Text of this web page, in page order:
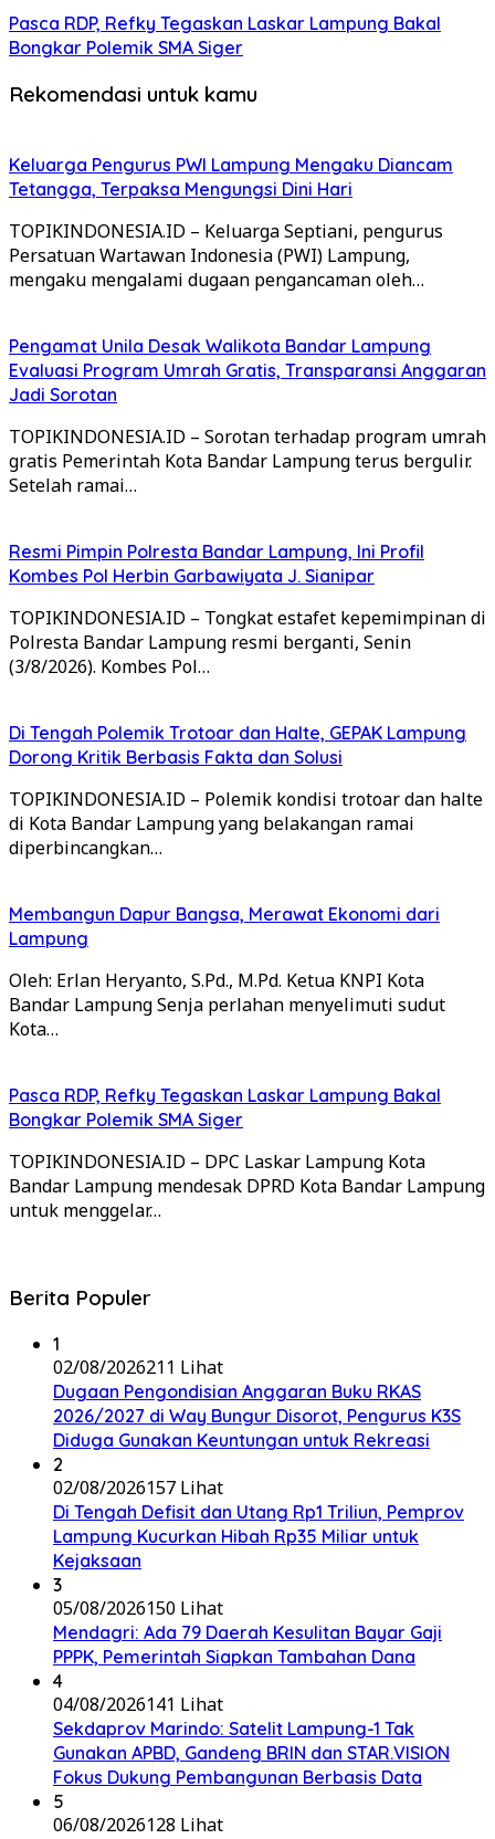
Pasca RDP, Refky Tegaskan Laskar Lampung Bakal
Bongkar Polemik SMA Siger
Rekomendasi untuk kamu
Keluarga Pengurus PWI Lampung Mengaku Diancam
Tetangga, Terpaksa Mengungsi Dini Hari
TOPIKINDONESIA.ID – Keluarga Septiani, pengurus
Persatuan Wartawan Indonesia (PWI) Lampung,
mengaku mengalami dugaan pengancaman oleh…
Pengamat Unila Desak Walikota Bandar Lampung
Evaluasi Program Umrah Gratis, Transparansi Anggaran
Jadi Sorotan
TOPIKINDONESIA.ID – Sorotan terhadap program umrah
gratis Pemerintah Kota Bandar Lampung terus bergulir.
Setelah ramai…
Resmi Pimpin Polresta Bandar Lampung, Ini Profil
Kombes Pol Herbin Garbawiyata J. Sianipar
TOPIKINDONESIA.ID – Tongkat estafet kepemimpinan di
Polresta Bandar Lampung resmi berganti, Senin
(3/8/2026). Kombes Pol…
Di Tengah Polemik Trotoar dan Halte, GEPAK Lampung
Dorong Kritik Berbasis Fakta dan Solusi
TOPIKINDONESIA.ID – Polemik kondisi trotoar dan halte
di Kota Bandar Lampung yang belakangan ramai
diperbincangkan…
Membangun Dapur Bangsa, Merawat Ekonomi dari
Lampung
Oleh: Erlan Heryanto, S.Pd., M.Pd. Ketua KNPI Kota
Bandar Lampung Senja perlahan menyelimuti sudut
Kota…
Pasca RDP, Refky Tegaskan Laskar Lampung Bakal
Bongkar Polemik SMA Siger
TOPIKINDONESIA.ID – DPC Laskar Lampung Kota
Bandar Lampung mendesak DPRD Kota Bandar Lampung
untuk menggelar…
Berita Populer
1
02/08/2026211 Lihat
Dugaan Pengondisian Anggaran Buku RKAS
2026/2027 di Way Bungur Disorot, Pengurus K3S
Diduga Gunakan Keuntungan untuk Rekreasi
2
02/08/2026157 Lihat
Di Tengah Defisit dan Utang Rp1 Triliun, Pemprov
Lampung Kucurkan Hibah Rp35 Miliar untuk
Kejaksaan
3
05/08/2026150 Lihat
Mendagri: Ada 79 Daerah Kesulitan Bayar Gaji
PPPK, Pemerintah Siapkan Tambahan Dana
4
04/08/2026141 Lihat
Sekdaprov Marindo: Satelit Lampung-1 Tak
Gunakan APBD, Gandeng BRIN dan STAR.VISION
Fokus Dukung Pembangunan Berbasis Data
5
06/08/2026128 Lihat